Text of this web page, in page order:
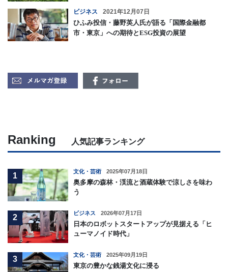
ビジネス 2021年12月07日
ひふみ投信・藤野英人氏が語る「国際金融都
市・東京」への期待とESG投資の展望
Ranking 人気記事ランキング
1
文化・芸術 2025年07月18日
奥多摩の森林・渓流と酒蔵体験で涼しさを味わ
う
2
ビジネス 2026年07月17日
日本のロボットスタートアップが見据える「ヒ
ューマノイド時代」
3
文化・芸術 2025年09月19日
東京の豊かな銭湯文化に浸る